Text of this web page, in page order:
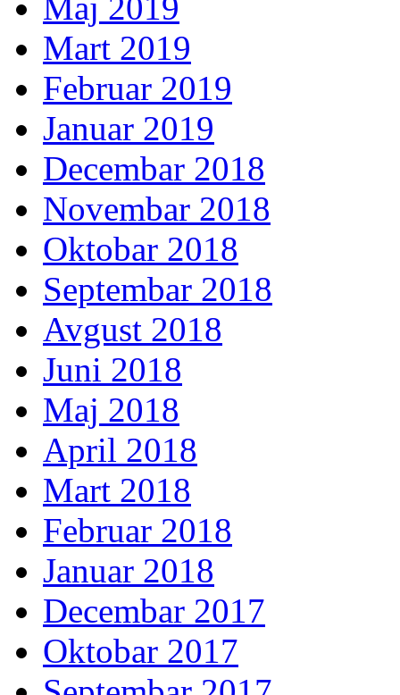
Maj 2019
Mart 2019
Februar 2019
Januar 2019
Decembar 2018
Novembar 2018
Oktobar 2018
Septembar 2018
Avgust 2018
Juni 2018
Maj 2018
April 2018
Mart 2018
Februar 2018
Januar 2018
Decembar 2017
Oktobar 2017